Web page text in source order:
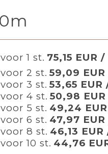
1 st. 75,15 EUR
2 st. 59,09
3 st. 53,65 EUR
4 st. 50,98
5 st. 49,24
6 st. 47,97
8 st. 46,13
10 st. 44,76